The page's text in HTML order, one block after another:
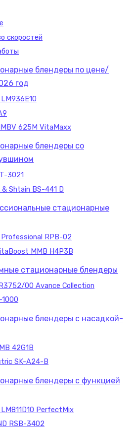
скоростей
блендеры по цене/
год
625M VitaMaxx
блендеры со
3021
& Shtain BS-441 D
стационарные
Professional RPB-02
MMB H4P3B
стационарные блендеры
00 Avance Collection
1000
блендеры с насадкой-
42G1B
SK-A24-B
блендеры с функцией
LM811D10 PerfectMix
RSB-3402